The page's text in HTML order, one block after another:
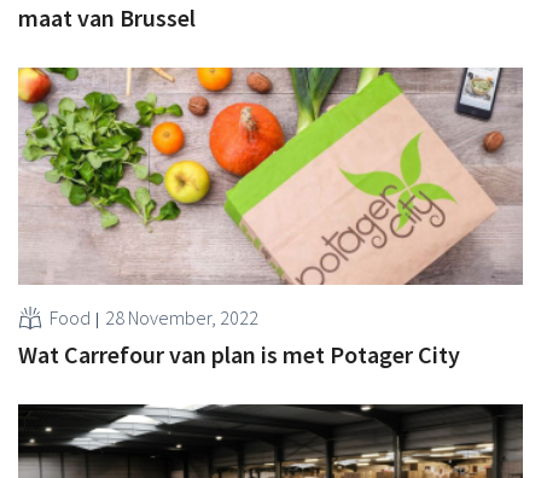
maat van Brussel
Food 28 November, 2022
Wat Carrefour van plan is met Potager City